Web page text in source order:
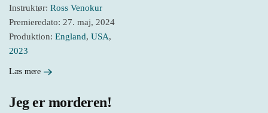
Instruktør: Ross Venokur
Premieredato: 27. maj, 2024
Produktion: England, USA,
2023
Læs mere
Jeg er morderen!